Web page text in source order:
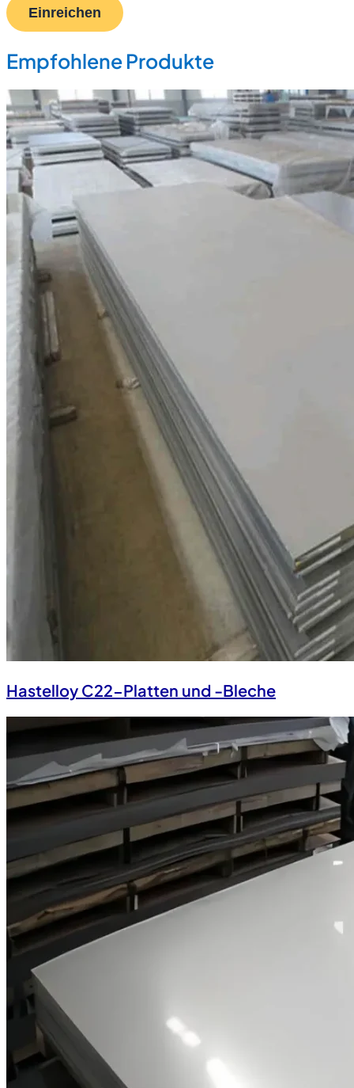
Einreichen
Empfohlene Produkte
Hastelloy C22-Platten und -Bleche